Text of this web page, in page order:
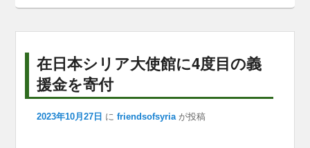
在日本シリア大使館に4度目の義
援金を寄付
2023年10月27日 に friendsofsyria が投稿